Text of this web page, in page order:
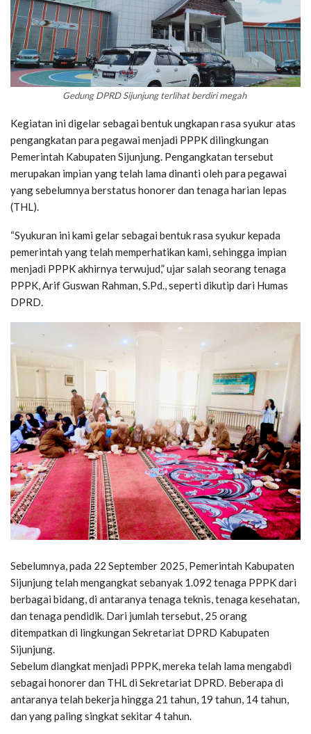
Gedung DPRD Sijunjung terlihat berdiri megah
Kegiatan ini digelar sebagai bentuk ungkapan rasa syukur atas
pengangkatan para pegawai menjadi PPPK dilingkungan
Pemerintah Kabupaten Sijunjung. Pengangkatan tersebut
merupakan impian yang telah lama dinanti oleh para pegawai
yang sebelumnya berstatus honorer dan tenaga harian lepas
(THL).
“Syukuran ini kami gelar sebagai bentuk rasa syukur kepada
pemerintah yang telah memperhatikan kami, sehingga impian
menjadi PPPK akhirnya terwujud,” ujar salah seorang tenaga
PPPK, Arif Guswan Rahman, S.Pd., seperti dikutip dari Humas
DPRD.
Sebelumnya, pada 22 September 2025, Pemerintah Kabupaten
Sijunjung telah mengangkat sebanyak 1.092 tenaga PPPK dari
berbagai bidang, di antaranya tenaga teknis, tenaga kesehatan,
dan tenaga pendidik. Dari jumlah tersebut, 25 orang
ditempatkan di lingkungan Sekretariat DPRD Kabupaten
Sijunjung.
Sebelum diangkat menjadi PPPK, mereka telah lama mengabdi
sebagai honorer dan THL di Sekretariat DPRD. Beberapa di
antaranya telah bekerja hingga 21 tahun, 19 tahun, 14 tahun,
dan yang paling singkat sekitar 4 tahun.